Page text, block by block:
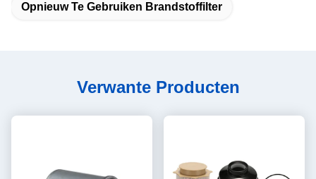
Opnieuw Te Gebruiken Brandstoffilter
Verwante Producten